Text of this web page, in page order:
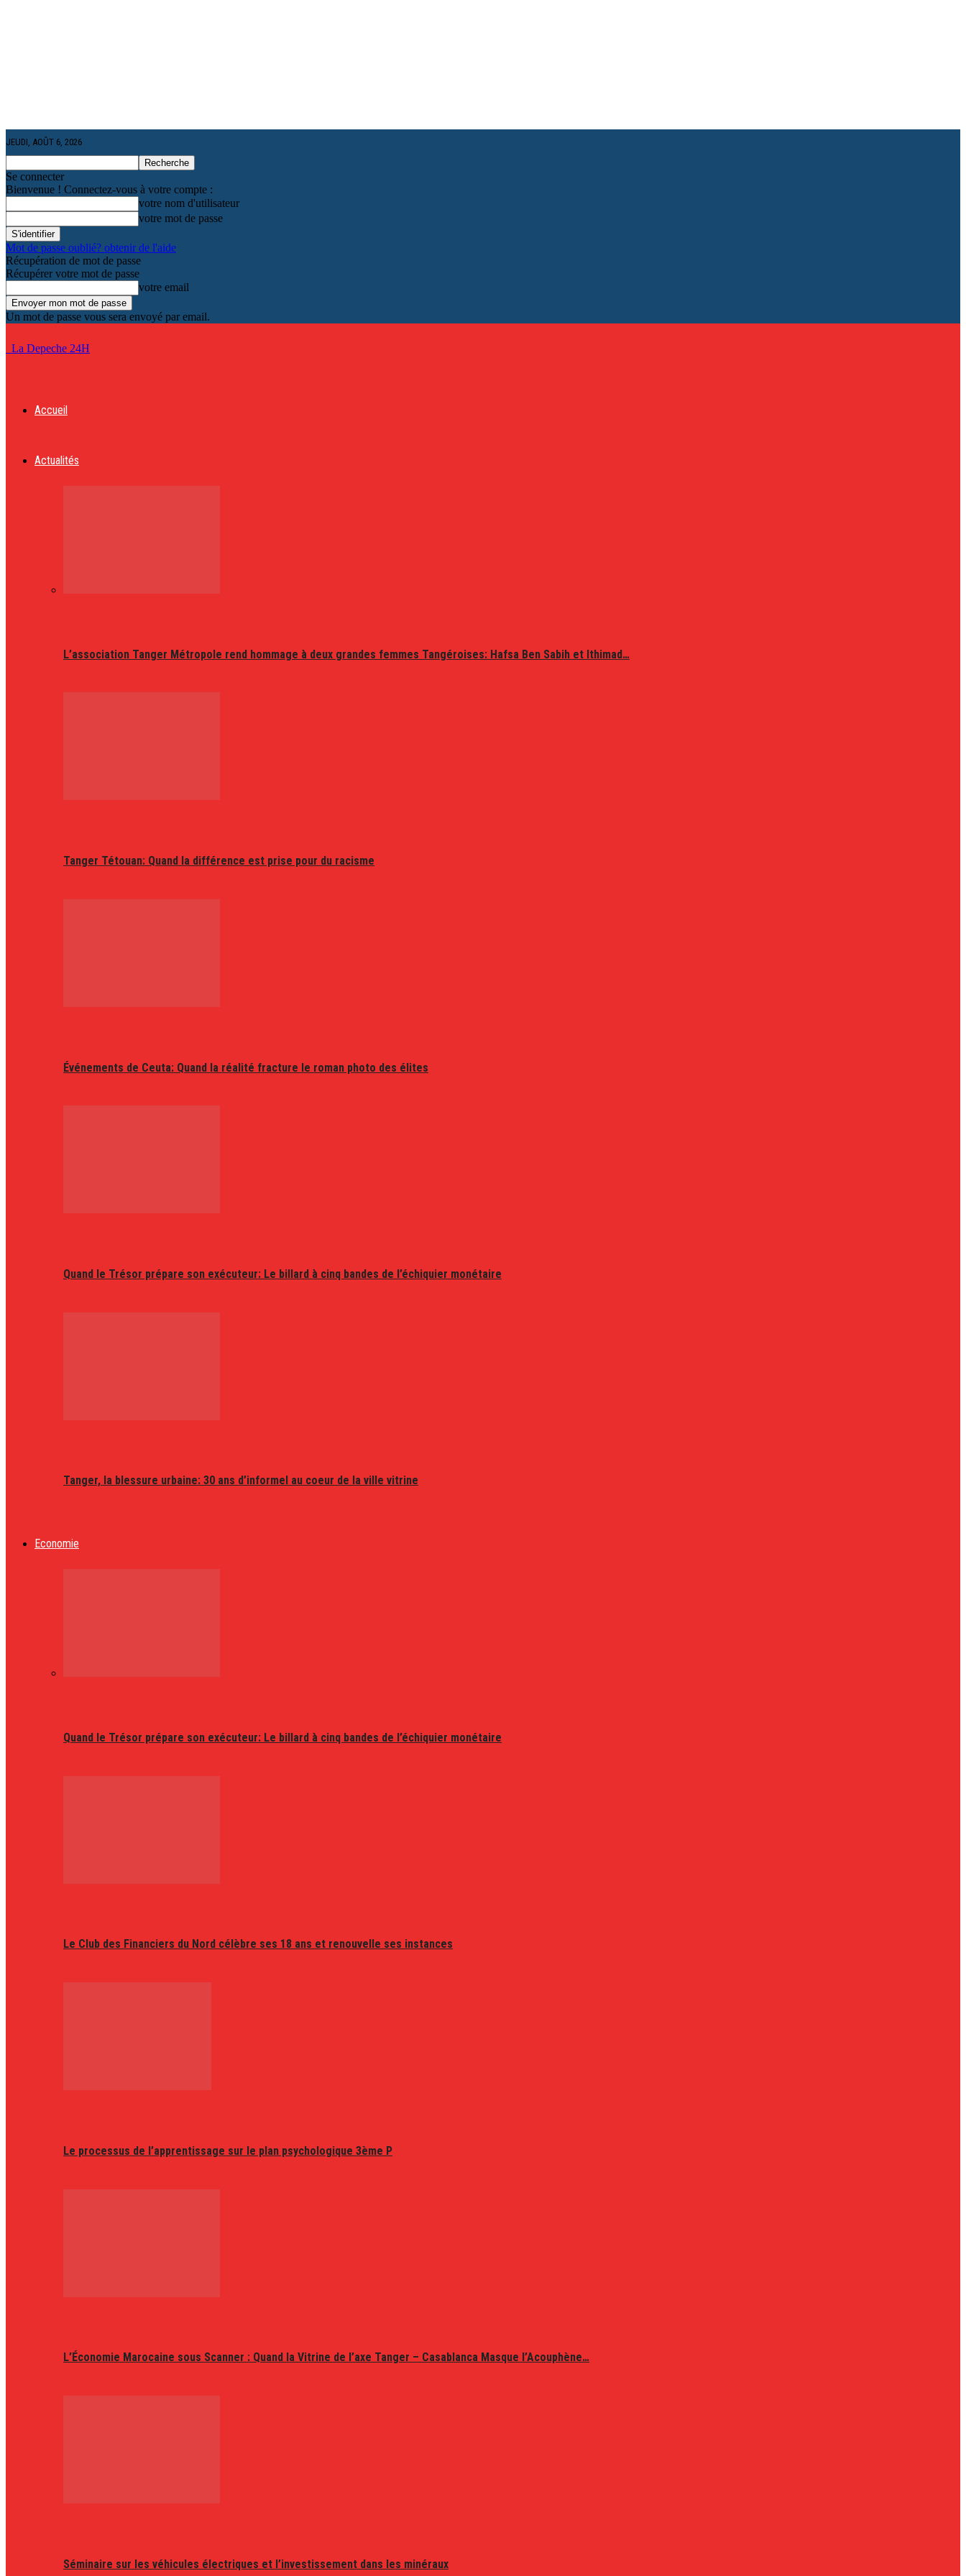
JEUDI, AOÛT 6, 2026
Se connecter
Bienvenue ! Connectez-vous à votre compte :
votre nom d'utilisateur
votre mot de passe
Mot de passe oublié? obtenir de l'aide
Récupération de mot de passe
Récupérer votre mot de passe
votre email
Un mot de passe vous sera envoyé par email.
La Depeche 24H
Accueil
Actualités
L’association Tanger Métropole rend hommage à deux grandes femmes Tangéroises: Hafsa Ben Sabih et Ithimad…
Tanger Tétouan: Quand la différence est prise pour du racisme
Événements de Ceuta: Quand la réalité fracture le roman photo des élites
Quand le Trésor prépare son exécuteur: Le billard à cinq bandes de l’échiquier monétaire
Tanger, la blessure urbaine: 30 ans d’informel au coeur de la ville vitrine
Economie
Quand le Trésor prépare son exécuteur: Le billard à cinq bandes de l’échiquier monétaire
Le Club des Financiers du Nord célèbre ses 18 ans et renouvelle ses instances
Le processus de l’apprentissage sur le plan psychologique 3ème P
L’Économie Marocaine sous Scanner : Quand la Vitrine de l’axe Tanger – Casablanca Masque l’Acouphène…
Séminaire sur les véhicules électriques et l’investissement dans les minéraux